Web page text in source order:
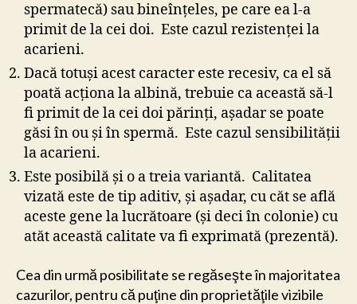
spermatecă) sau bineînţeles, pe care ea l-a
primit de la cei doi. Este cazul rezistenţei la
acarieni.
Dacă totuşi acest caracter este recesiv, ca el să
poată acţiona la albină, trebuie ca această să-l
fi primit de la cei doi părinţi, aşadar se poate
găsi în ou şi în spermă. Este cazul sensibilităţii
la acarieni.
Este posibilă şi o a treia variantă. Calitatea
vizată este de tip aditiv, şi aşadar, cu căt se află
aceste gene la lucrătoare (şi deci în colonie) cu
atăt această calitate va fi exprimată (prezentă).
Cea din urmă posibilitate se regăseşte în majoritatea
cazurilor, pentru că puţine din proprietăţile vizibile